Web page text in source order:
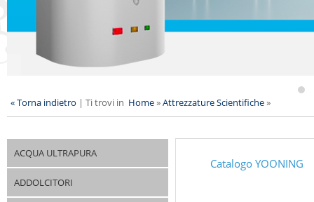
« Torna indietro | Ti trovi in Home»Attrezzature Scientifiche»
ACQUA ULTRAPURA
ADDOLCITORI
Catalogo YOONING